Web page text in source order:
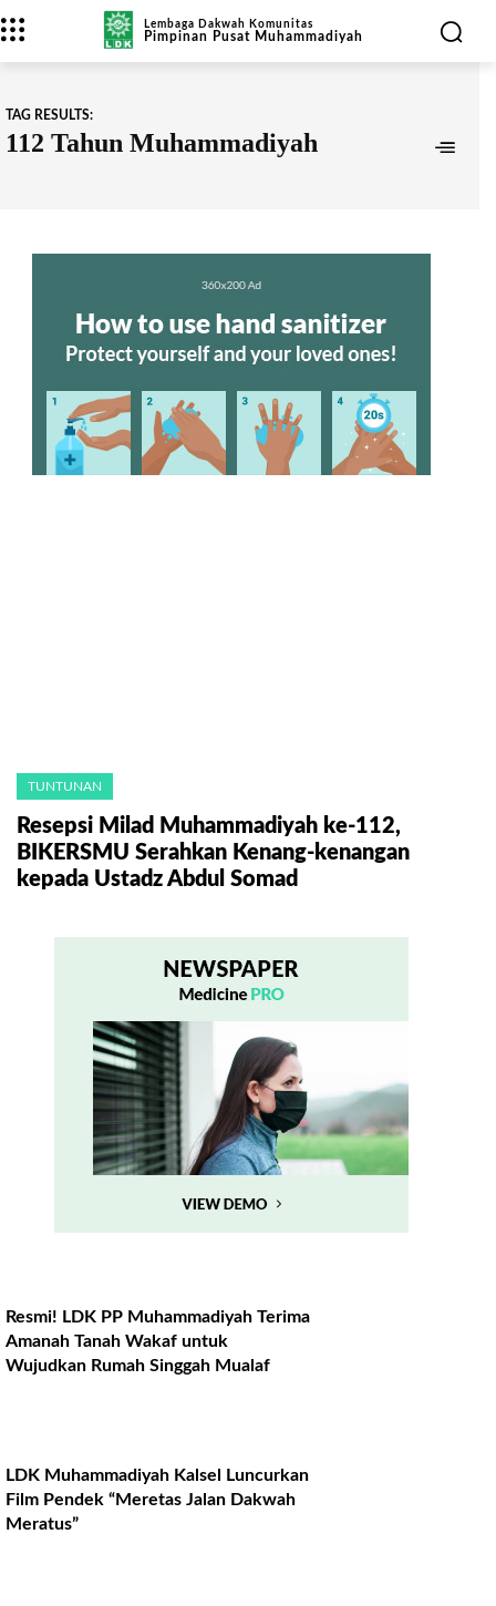
Lembaga Dakwah Komunitas
Pimpinan Pusat Muhammadiyah
TAG RESULTS:
112 Tahun Muhammadiyah
TUNTUNAN
Resepsi Milad Muhammadiyah ke-112,
BIKERSMU Serahkan Kenang-kenangan
kepada Ustadz Abdul Somad
Resmi! LDK PP Muhammadiyah Terima
Amanah Tanah Wakaf untuk
Wujudkan Rumah Singgah Mualaf
LDK Muhammadiyah Kalsel Luncurkan
Film Pendek “Meretas Jalan Dakwah
Meratus”